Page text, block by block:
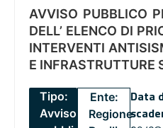
AVVISO PUBBLICO
DELL’ ELENCO DI
INTERVENTI
E INFRASTRUTTURE
Tipo:
Avviso
Ente:
Regione
Data